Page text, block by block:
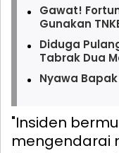
Gawat!
Gunakan
Diduga
Tabrak Dua
Nyawa
"Insiden
mengendarai